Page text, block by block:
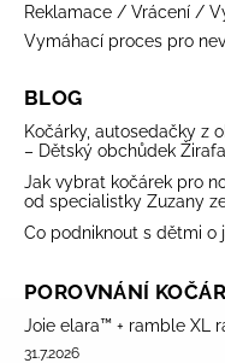
Reklamace / Vrácení /
Vymáhací proces pro
BLOG
Kočárky, autosedačky z
– Dětský obchůdek Žirafa
Jak vybrat kočárek pro
od specialistky Zuzany
Co podniknout s dětmi o
POROVNÁNÍ
Joie elara™ + ramble XL
31.7.2026